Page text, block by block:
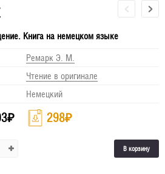
Книга на немецком языке
Ремарк Э. М.
Чтение в оригинале
Немецкий
₽ 298₽
В корзину